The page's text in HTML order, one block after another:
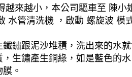
越來越小，本公司驅車至 陳
水管清洗機 ，啟動 螺旋波
鏽跟泥沙堆積，洗出來的水
生鏽產生銅綠，如是藍色的
。